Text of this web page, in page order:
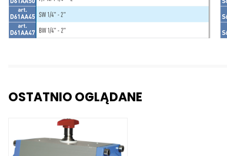
OSTATNIO OGLĄDANE